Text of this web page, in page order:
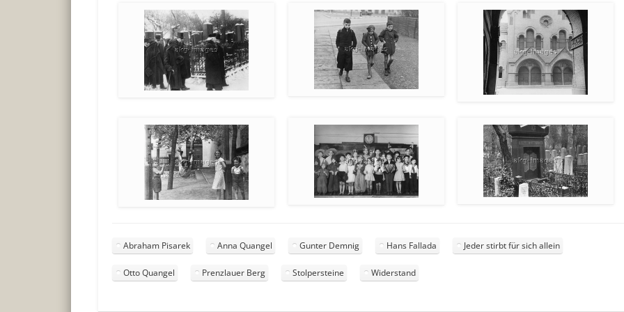
Abraham Pisarek Anna Quangel Gunter Demnig Hans Fallada Jeder stirbt für sich allein
Otto Quangel Prenzlauer Berg Stolpersteine Widerstand